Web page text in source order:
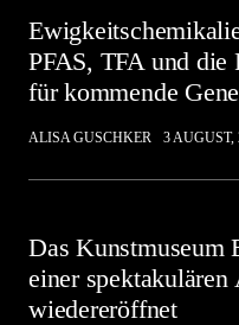
PFAS, TFA und die
für kommende
ALISA GUSCHKER 3 AUGUST,
Das Kunstmuseum
einer
wiedereröffnet